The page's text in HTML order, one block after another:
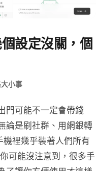
設定沒關，個
小事
門可能不一定會帶錢
論是刷社群、用網銀轉
機裡幾乎裝著人們所有
可能沒注意到，很多手